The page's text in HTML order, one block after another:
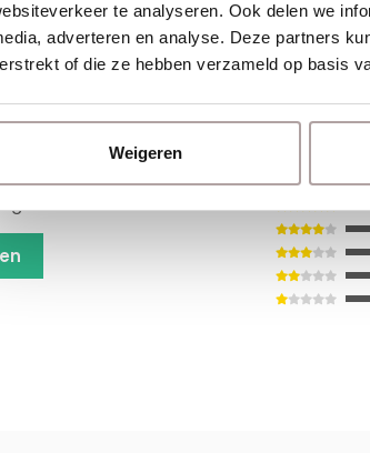
te analyseren. Ook delen we
adverteren en analyse. Deze partners
of die ze hebben verzameld op basis
Weigeren
TTA03771
8717310000000